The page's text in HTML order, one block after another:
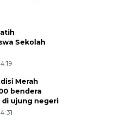
Sekolah
Merah
bendera
di ujung negeri